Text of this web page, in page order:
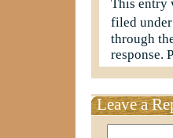
This entry
filed under
through
response.
Leave a